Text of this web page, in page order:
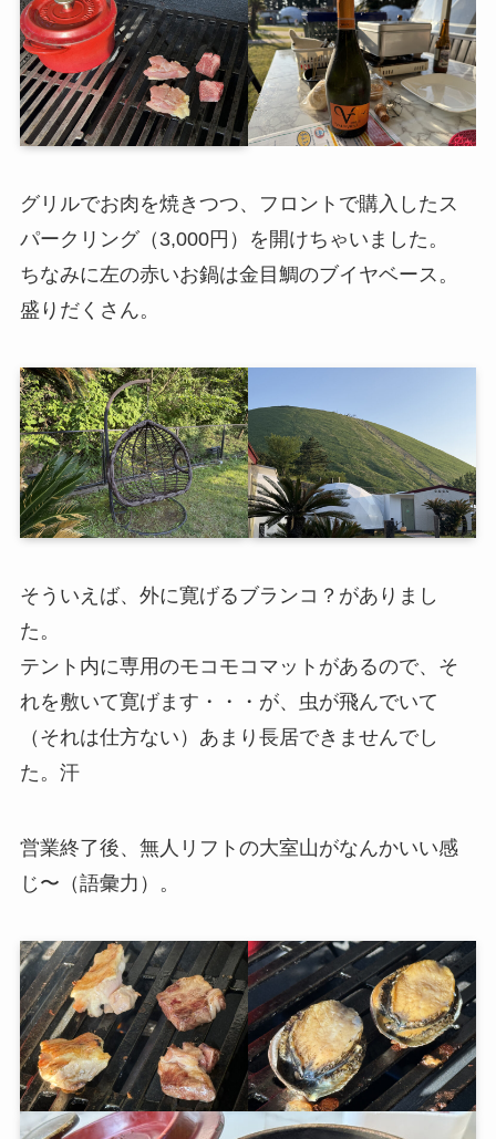
グリルでお肉を焼きつつ、フロントで購入したス
パークリング（3,000円）を開けちゃいました。
ちなみに左の赤いお鍋は金目鯛のブイヤベース。
盛りだくさん。
そういえば、外に寛げるブランコ？がありまし
た。
テント内に専用のモコモコマットがあるので、そ
れを敷いて寛げます・・・が、虫が飛んでいて
（それは仕方ない）あまり長居できませんでし
た。汗
営業終了後、無人リフトの大室山がなんかいい感
じ〜（語彙力）。